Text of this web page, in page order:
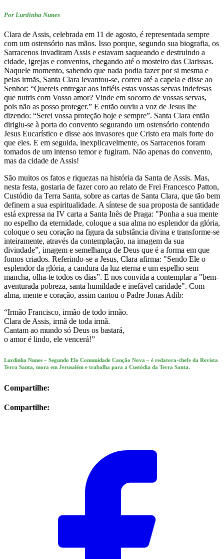
Por Lurdinha Nunes
Clara de Assis, celebrada em 11 de agosto, é representada sempre
com um ostensório nas mãos. Isso porque, segundo sua biografia, os
Sarracenos invadiram Assis e estavam saqueando e destruindo a
cidade, igrejas e conventos, chegando até o mosteiro das Clarissas.
Naquele momento, sabendo que nada podia fazer por si mesma e
pelas irmãs, Santa Clara levantou-se, correu até a capela e disse ao
Senhor: “Quereis entregar aos infiéis estas vossas servas indefesas
que nutris com Vosso amor? Vinde em socorro de vossas servas,
pois não as posso proteger.” E então ouviu a voz de Jesus lhe
dizendo: “Serei vossa proteção hoje e sempre”. Santa Clara então
dirigiu-se à porta do convento segurando um ostensório contendo
Jesus Eucarístico e disse aos invasores que Cristo era mais forte do
que eles. E em seguida, inexplicavelmente, os Sarracenos foram
tomados de um intenso temor e fugiram. Não apenas do convento,
mas da cidade de Assis!
São muitos os fatos e riquezas na história da Santa de Assis. Mas,
nesta festa, gostaria de fazer coro ao relato de Frei Francesco Patton,
Custódio da Terra Santa, sobre as cartas de Santa Clara, que tão bem
definem a sua espiritualidade. A síntese de sua proposta de santidade
está expressa na IV carta a Santa Inês de Praga: "Ponha a sua mente
no espelho da eternidade, coloque a sua alma no esplendor da glória,
coloque o seu coração na figura da substância divina e transforme-se
inteiramente, através da contemplação, na imagem da sua
divindade”, imagem e semelhança de Deus que é a forma em que
fomos criados. Referindo-se a Jesus, Clara afirma: "Sendo Ele o
esplendor da glória, a candura da luz eterna e um espelho sem
mancha, olha-te todos os dias”. E nos convida a contemplar a "bem-
aventurada pobreza, santa humildade e inefável caridade". Com
alma, mente e coração, assim cantou o Padre Jonas Adib:
“Irmão Francisco, irmão de todo irmão.
Clara de Assis, irmã de toda irmã.
Cantam ao mundo só Deus os bastará,
o amor é lindo, ele vencerá!”
Lurdinha Nunes – Segundo Elo Comunidade Canção Nova – é redatora-chefe da Revista
Terra Santa, mora em Jerusalém e trabalha para a Custódia da Terra Santa.
Compartilhe:
Compartilhe: